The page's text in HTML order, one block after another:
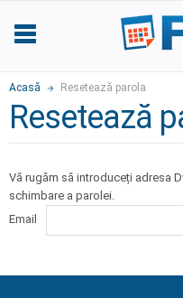
Acasă Resetează parola
Resetează
Vă rugăm să introduceți adresa
schimbare a parolei.
Email